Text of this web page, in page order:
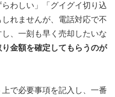
わしい」「グイグイ切り込
れませんが、電話対応で不
、一刻も早く売却したいな
金額を確定してもらうのが
で必要事項を記入し、一番